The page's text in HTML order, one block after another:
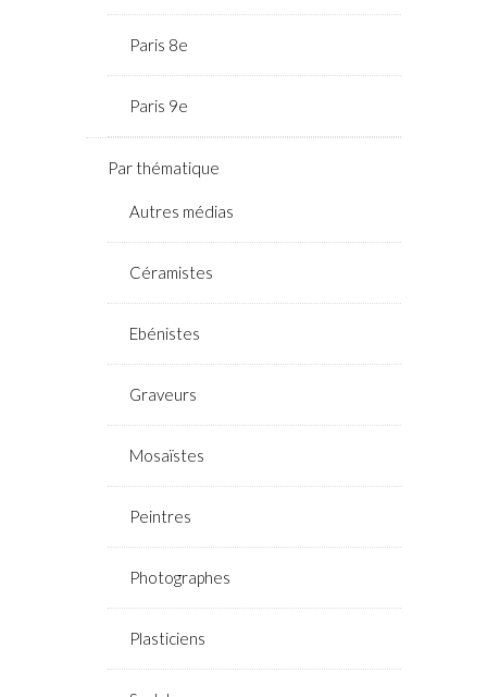
Paris 8e
Paris 9e
Par thématique
Autres médias
Céramistes
Ebénistes
Graveurs
Mosaïstes
Peintres
Photographes
Plasticiens